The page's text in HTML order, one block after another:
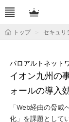
トップ セキュリ
イオン九州の
ォールの導入
パロアルトネット
「Web経由の脅
化」を課題として